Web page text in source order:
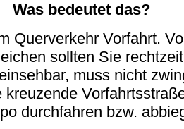
Was bedeutet das?
Querverkehr Vorfahrt.
sollten Sie
muss nicht
kreuzende
durchfahren bzw.